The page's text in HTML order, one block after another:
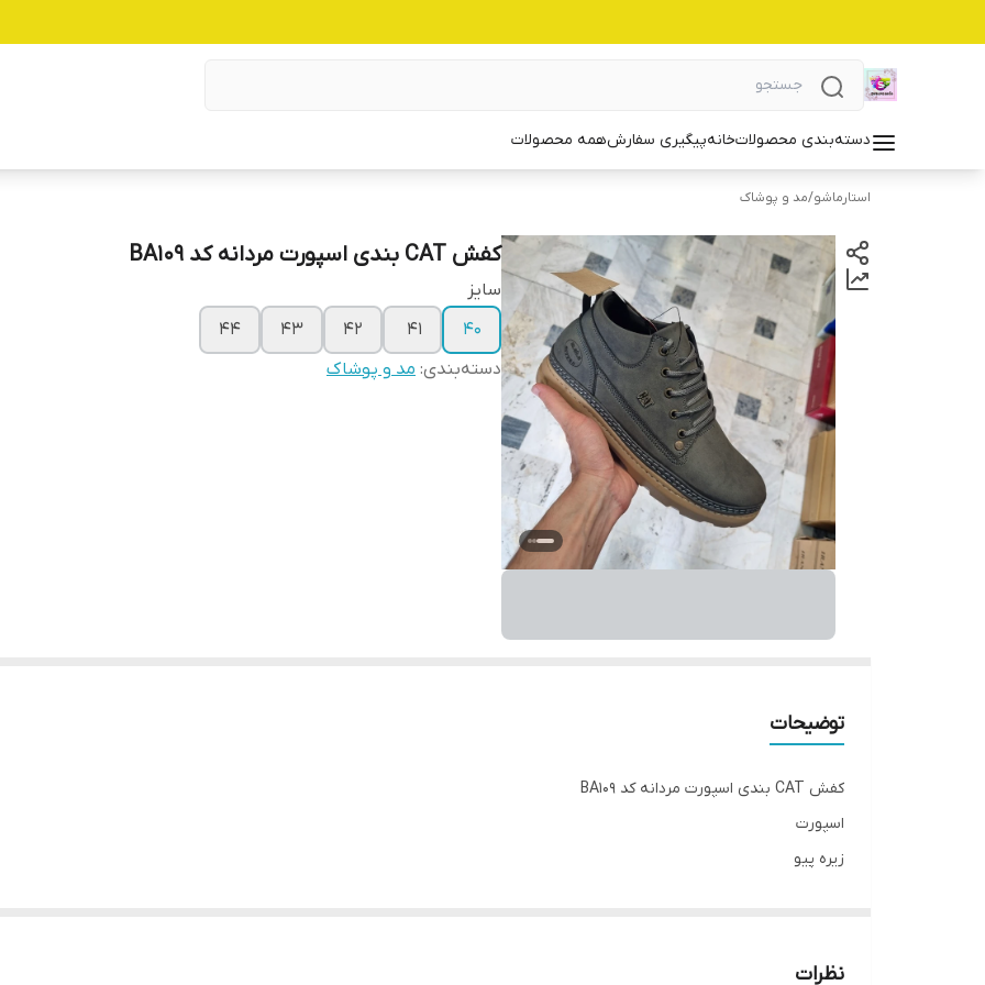
دسته‌بندی محصولاتخانهپیگیری سفارشهمه محصولات
استارماشو/مد و پوشاک
کفش CAT بندی اسپورت مردانه کد BA109
سایز
۴۰
۴۱ ۴۲ ۴۳
۴۴
دسته‌بندی: مد و پوشاک
توضیحات
کفش CAT بندی اسپورت مردانه کد BA109
اسپورت
زیره پیو
__________________
نظرات